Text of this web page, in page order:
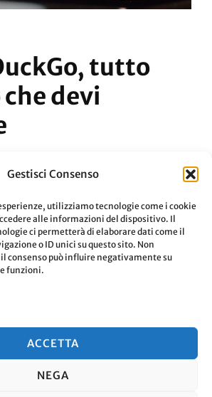
Gestisci Consenso
utilizziamo tecnologie come i cookie
alle informazioni del dispositivo. Il
ci permetterà di elaborare dati come il
o ID unici su questo sito. Non
consenso può influire negativamente su
funzioni.
ACCETTA
NEGA
tutto
devi
dovete sapere su
degli utenti.
7 Gennaio 2023 Leggi